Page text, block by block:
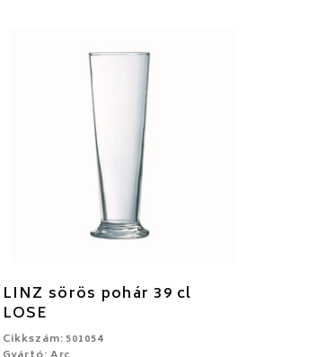
LINZ sörös pohár 39 cl
LOSE
Cikkszám: 501054